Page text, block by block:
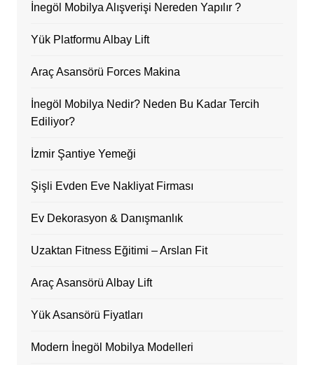
İnegöl Mobilya Alışverişi Nereden Yapılır ?
Yük Platformu Albay Lift
Araç Asansörü Forces Makina
İnegöl Mobilya Nedir? Neden Bu Kadar Tercih
Ediliyor?
İzmir Şantiye Yemeği
Şişli Evden Eve Nakliyat Firması
Ev Dekorasyon & Danışmanlık
Uzaktan Fitness Eğitimi – Arslan Fit
Araç Asansörü Albay Lift
Yük Asansörü Fiyatları
Modern İnegöl Mobilya Modelleri